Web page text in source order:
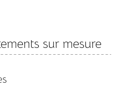
sur mesure